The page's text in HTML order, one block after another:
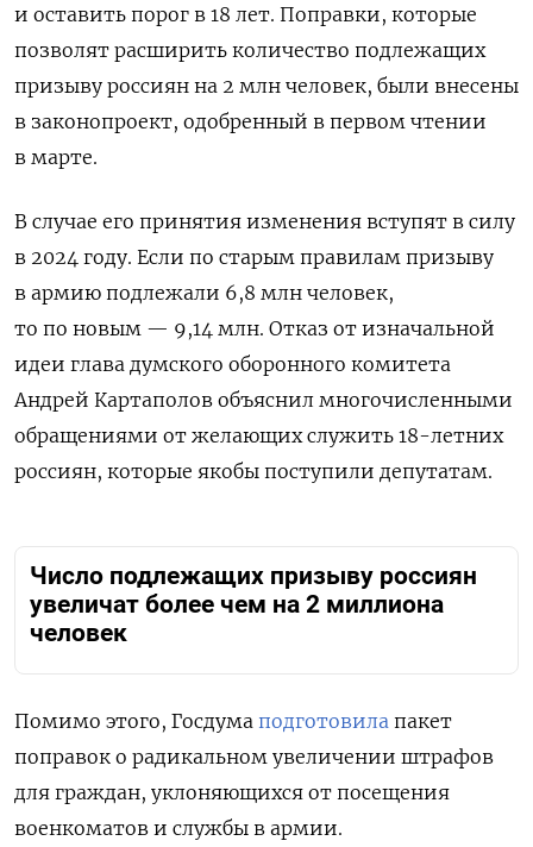
и оставить порог в 18 лет. Поправки, которые
позволят расширить количество подлежащих
призыву россиян на 2 млн человек, были внесены
в законопроект, одобренный в первом чтении
в марте.
В случае его принятия изменения вступят в силу
в 2024 году. Если по старым правилам призыву
в армию подлежали 6,8 млн человек,
то по новым — 9,14 млн. Отказ от изначальной
идеи глава думского оборонного комитета
Андрей Картаполов объяснил многочисленными
обращениями от желающих служить 18-летних
россиян, которые якобы поступили депутатам.
Число подлежащих призыву россиян
увеличат более чем на 2 миллиона
человек
Помимо этого, Госдума подготовила пакет
поправок о радикальном увеличении штрафов
для граждан, уклоняющихся от посещения
военкоматов и службы в армии.